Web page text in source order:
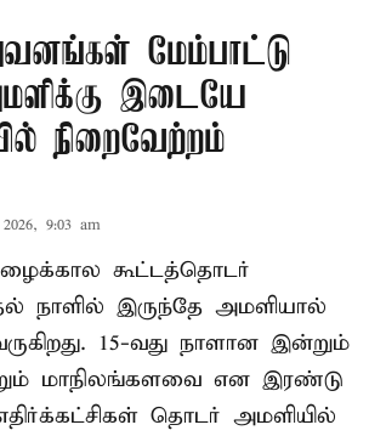
மேம்பாட்டு
இடையே
நிறைவேற்றம்
9:03 am
கூட்டத்தொடர்
நாளில் இருந்தே அமளியால்
15-வது நாளான இன்றும்
மாநிலங்களவை என இரண்டு
தொடர் அமளியில்